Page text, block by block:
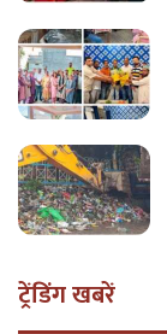
ट्रेंडिंग खबरें